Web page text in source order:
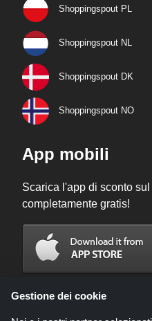
Shoppingspout PL
Shoppingspout NL
Shoppingspout DK
Shoppingspout NO
App mobili
Scarica l'app di sconto
completamente gratis!
Gestione dei cookie